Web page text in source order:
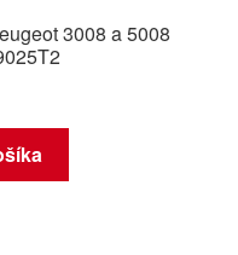
3008 a 5008